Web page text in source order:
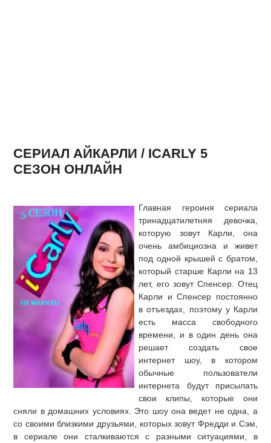
СЕРИАЛ АЙКАРЛИ / ICARLY 5
СЕЗОН ОНЛАЙН
Главная героиня сериала
тринадцатилетняя девочка,
которую зовут Карли, она
очень амбициозна и живет
под одной крышей с братом,
который старше Карли на 13
лет, его зовут Спенсер. Отец
Карли и Спенсер постоянно
в отъездах, поэтому у Карли
есть масса свободного
времени, и в один день она
решает создать свое
интернет шоу, в котором
обычные пользователи
интернета будут присылать
свои клипы, которые они
сняли в домашних условиях. Это шоу она ведет не одна, а
со своими близкими друзьями, которых зовут Фредди и Сэм,
в сериале они сталкиваются с разными ситуациями, в